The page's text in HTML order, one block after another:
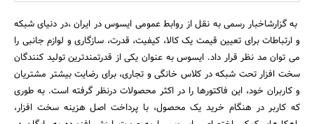
به گزارشاخبار رسمی به نقل از روابط عمومی ایسوس در ایران ،در دنیای شبکه
و ارتباطات برای تعیین قیمت یک کالا، کیفیت، قدرت، سازگاری و لوازم جانبی را
می توان مد نظر قرار داد. ایسوس به عنوان یکی از قدرتمندترین تولید کنندگان
سخت افزار تحت شبکه در کلاس خانگی و تجاری، برای رضایت بیشتر مشتریان
و کاربران خود، این فاکتورها را در اکثر محصولات درنظر گرفته است. به طوری
که کاربر در هنگام خرید یک محصول، با پرداخت اصل هزینه سخت افزار،